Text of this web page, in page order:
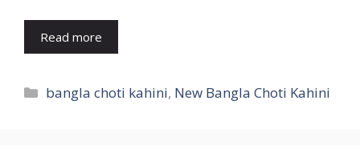
Read more
Categories
bangla choti kahini, New Bangla Choti Kahini